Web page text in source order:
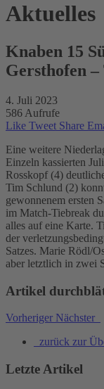
Aktuelles
Knaben 15
Gersthofen
4. Juli 2023
586 Aufrufe
Like Tweet Share
Eine weitere
Einzeln kassierten
Rosskopf (4)
Tim Schlund (2)
gewonnenem ersten
im Match-Tiebreak
alles auf eine Karte.
der
Satzes. Marie Rödl/
aber letztlich in zwei
Artikel
Vorheriger Nächster
zurück zur
Letzte Artikel